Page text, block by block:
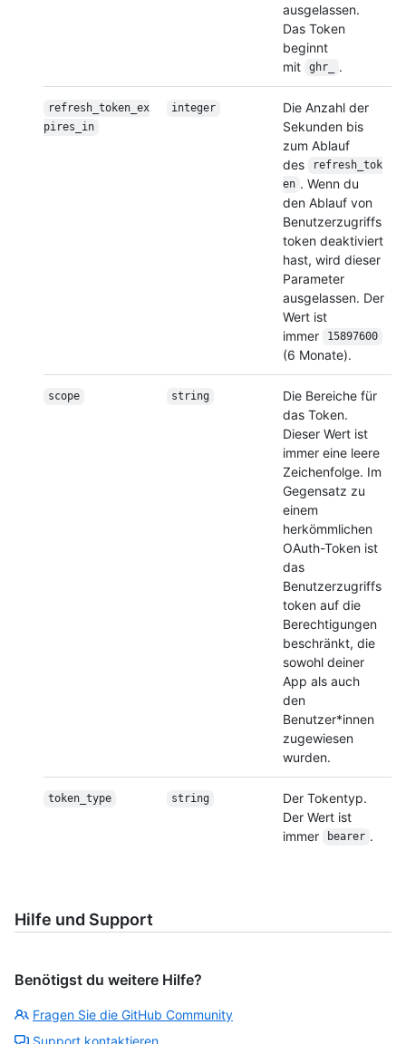
ausgelassen.
Das Token
beginnt
mit
ghr_ .
refresh_token_ex
pires_in
integer
Die Anzahl der
Sekunden bis
zum Ablauf
des
refresh_tok
en . Wenn du
den Ablauf von
Benutzerzugriffs
token deaktiviert
hast, wird dieser
Parameter
ausgelassen. Der
Wert ist
immer
15897600
(6 Monate).
scope string
Die Bereiche für
das Token.
Dieser Wert ist
immer eine leere
Zeichenfolge. Im
Gegensatz zu
einem
herkömmlichen
OAuth-Token ist
das
Benutzerzugriffs
token auf die
Berechtigungen
beschränkt, die
sowohl deiner
App als auch
den
Benutzer*innen
zugewiesen
wurden.
token_type string
Der Tokentyp.
Der Wert ist
immer
bearer .
Hilfe und Support
Benötigst du weitere Hilfe?
Fragen Sie die GitHub Community
Support kontaktieren